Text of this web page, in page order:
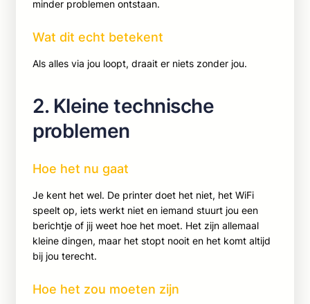
minder problemen ontstaan.
Wat dit echt betekent
Als alles via jou loopt, draait er niets zonder jou.
2. Kleine technische
problemen
Hoe het nu gaat
Je kent het wel. De printer doet het niet, het WiFi
speelt op, iets werkt niet en iemand stuurt jou een
berichtje of jij weet hoe het moet. Het zijn allemaal
kleine dingen, maar het stopt nooit en het komt altijd
bij jou terecht.
Hoe het zou moeten zijn